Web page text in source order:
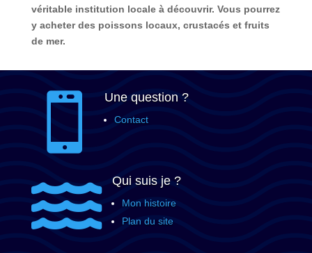
véritable institution locale à découvrir. Vous pourrez
y acheter des poissons locaux, crustacés et fruits
de mer.
 Une question ?
Contact
 Qui suis je ?
Mon histoire
Plan du site